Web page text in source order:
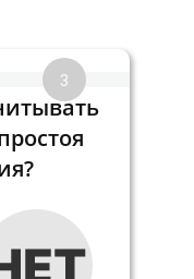
3